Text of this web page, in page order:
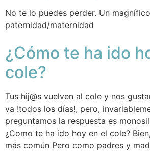
No te lo puedes perder. Un
paternidad/maternidad
¿Cómo te ha ido
cole?
Tus hij@s vuelven al cole y nos
va !todos los días!, pero,
preguntamos la respuesta es
¿Como te ha ido hoy en el cole?
más común Pero como padres y